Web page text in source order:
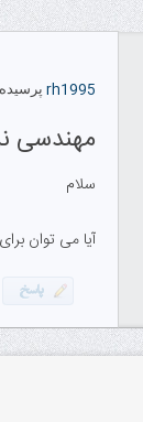
rh1995
مهندسی
سلام
آیا می توان